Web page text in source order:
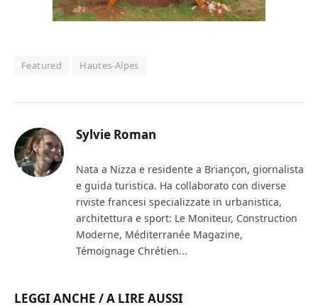
Featured Hautes-Alpes
Sylvie Roman
Nata a Nizza e residente a Briançon, giornalista
e guida turistica. Ha collaborato con diverse
riviste francesi specializzate in urbanistica,
architettura e sport: Le Moniteur, Construction
Moderne, Méditerranée Magazine,
Témoignage Chrétien...
LEGGI ANCHE / A LIRE AUSSI